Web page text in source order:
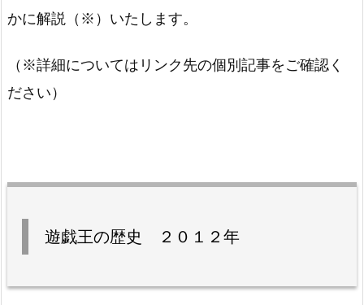
かに解説（※）いたします。
（※詳細についてはリンク先の個別記事をご確認く
ださい）
遊戯王の歴史 ２０１２年